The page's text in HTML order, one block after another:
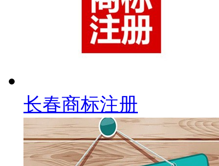
长春商标注册